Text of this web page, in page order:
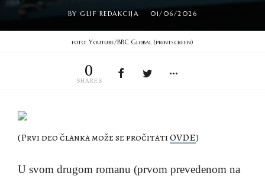
BYGLIF REDAKCIJA 01/06/2026
foto: Youtube/BBC Global (printscreen)
0
SHARES
(Prvi deo članka može se pročitatiOVDE)
U svom drugom romanu (prvom prevedenom na